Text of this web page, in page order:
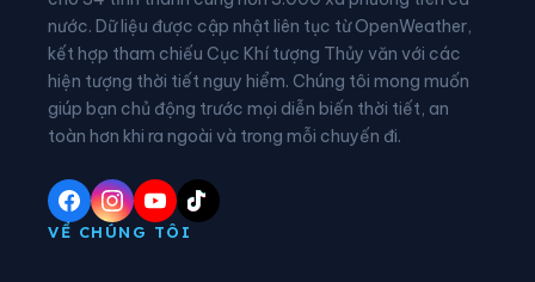
Xã Cam An Xã Cam Hiệp
Xã Cam Lâm Xã Công Hải
Xã Đại Lãnh Xã Diên Điền
Xã Diên Khánh
Xã Diên Lâm
nước. Dữ liệu được cập nhật liên tục từ OpenWeather,
kết hợp tham chiếu Cục Khí tượng Thủy văn với các
hiện tượng thời tiết nguy hiểm. Chúng tôi mong muốn
giúp bạn chủ động trước mọi diễn biến thời tiết, an
toàn hơn khi ra ngoài và trong mỗi chuyến đi.
VỀ CHÚNG TÔI